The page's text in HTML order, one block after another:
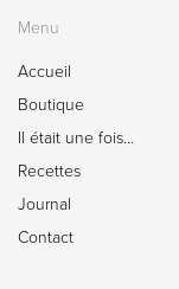
Menu
Accueil
Boutique
Il était une fois…
Recettes
Journal
Contact